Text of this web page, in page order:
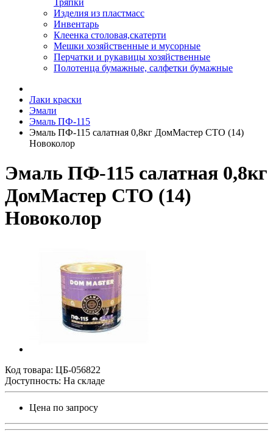
Тряпки
Изделия из пластмасс
Инвентарь
Клеенка столовая,скатерти
Мешки хозяйственные и мусорные
Перчатки и рукавицы хозяйственные
Полотенца бумажные, салфетки бумажные
Лаки краски
Эмали
Эмаль ПФ-115
Эмаль ПФ-115 салатная 0,8кг ДомМастер СТО (14)
Новоколор
Эмаль ПФ-115 салатная 0,8кг
ДомМастер СТО (14)
Новоколор
Код товара: ЦБ-056822
Доступность: На складе
Цена по запросу